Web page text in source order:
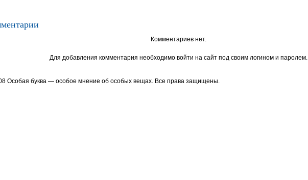
Комментариев нет.
Для добавления комментария необходимо войти на сайт под своим логином и паролем.
Особая буква — особое мнение об особых вещах. Все права защищены.